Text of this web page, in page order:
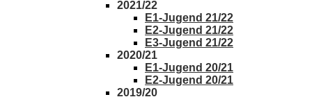
2021/22
E1-Jugend 21/22
E2-Jugend 21/22
E3-Jugend 21/22
2020/21
E1-Jugend 20/21
E2-Jugend 20/21
2019/20